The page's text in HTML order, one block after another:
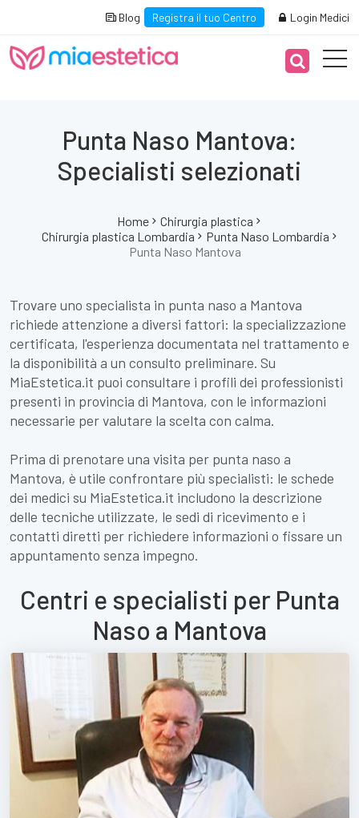
Blog Registra il tuo Centro Login Medici
Punta Naso Mantova:
Specialisti selezionati
Home
Chirurgia plastica
Chirurgia plastica Lombardia
Punta Naso Lombardia
Punta Naso Mantova
Trovare uno specialista in punta naso a Mantova
richiede attenzione a diversi fattori: la specializzazione
certificata, l'esperienza documentata nel trattamento e
la disponibilità a un consulto preliminare. Su
MiaEstetica.it puoi consultare i profili dei professionisti
presenti in provincia di Mantova, con le informazioni
necessarie per valutare la scelta con calma.
Prima di prenotare una visita per punta naso a
Mantova, è utile confrontare più specialisti: le schede
dei medici su MiaEstetica.it includono la descrizione
delle tecniche utilizzate, le sedi di ricevimento e i
contatti diretti per richiedere informazioni o fissare un
appuntamento senza impegno.
Centri e specialisti per Punta
Naso a Mantova